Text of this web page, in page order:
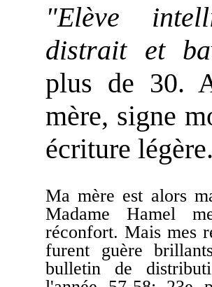
"Elève
distrait et
plus de 30.
mère, signe
écriture
Ma mère est alors
Madame Hamel
réconfort. Mais mes
furent guère
bulletin de